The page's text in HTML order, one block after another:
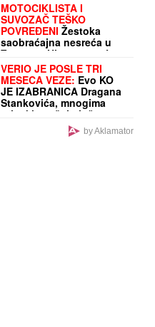
MOTOCIKLISTA I
SUVOZAČ TEŠKO
POVREĐENI Žestoka
saobraćajna nesreća u
Zemunu! Hitna pomoć
morala da interveniše
celu noć i zbog pijanih
građana
VERIO JE POSLE TRI
MESECA VEZE: Evo KO
JE IZABRANICA Dragana
Stankovića, mnogima
privukla pažnju još na
koncertu poznateby Aklamator